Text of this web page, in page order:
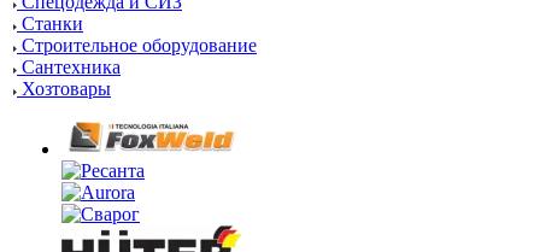
Станки
Строительное оборудование
Сантехника
Хозтовары